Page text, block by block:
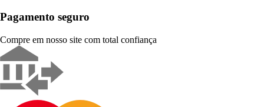
Pagamento seguro
Compre em nosso site com total confiança